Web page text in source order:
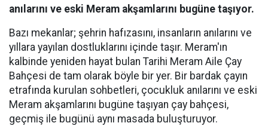
anılarını ve eski Meram akşamlarını bugüne taşıyor.
Bazı mekanlar; şehrin hafızasını, insanların anılarını ve
yıllara yayılan dostluklarını içinde taşır. Meram'ın
kalbinde yeniden hayat bulan Tarihi Meram Aile Çay
Bahçesi de tam olarak böyle bir yer. Bir bardak çayın
etrafında kurulan sohbetleri, çocukluk anılarını ve eski
Meram akşamlarını bugüne taşıyan çay bahçesi,
geçmiş ile bugünü aynı masada buluşturuyor.